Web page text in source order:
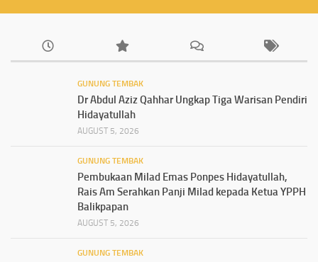
GUNUNG TEMBAK
Dr Abdul Aziz Qahhar Ungkap Tiga Warisan Pendiri
Hidayatullah
AUGUST 5, 2026
GUNUNG TEMBAK
Pembukaan Milad Emas Ponpes Hidayatullah,
Rais Am Serahkan Panji Milad kepada Ketua YPPH
Balikpapan
AUGUST 5, 2026
GUNUNG TEMBAK